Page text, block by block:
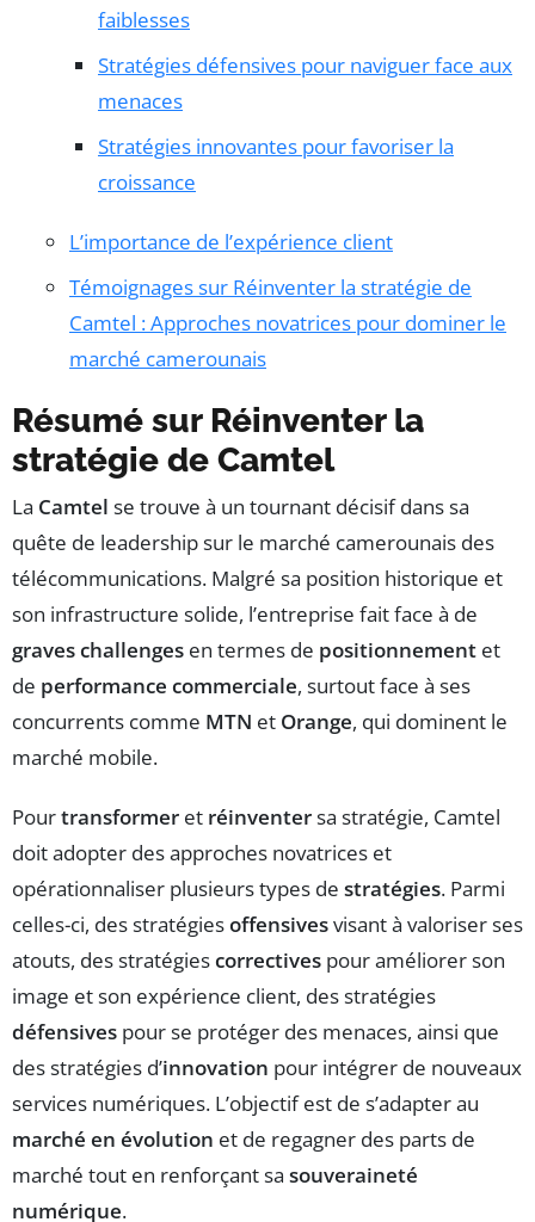
faiblesses
Stratégies défensives pour naviguer face aux
menaces
Stratégies innovantes pour favoriser la
croissance
L’importance de l’expérience client
Témoignages sur Réinventer la stratégie de
Camtel : Approches novatrices pour dominer le
marché camerounais
Résumé sur Réinventer la
stratégie de Camtel
La Camtel se trouve à un tournant décisif dans sa
quête de leadership sur le marché camerounais des
télécommunications. Malgré sa position historique et
son infrastructure solide, l’entreprise fait face à de
graves challenges en termes de positionnement et
de performance commerciale, surtout face à ses
concurrents comme MTN et Orange, qui dominent le
marché mobile.
Pourtransformer et réinventersa stratégie, Camtel
doit adopter des approches novatrices et
opérationnaliser plusieurs types de stratégies. Parmi
celles-ci, des stratégiesoffensivesvisant à valoriser ses
atouts, des stratégiescorrectives pour améliorer son
image et son expérience client, des stratégies
défensives pour se protéger des menaces, ainsi que
des stratégies d’innovation pour intégrer de nouveaux
services numériques. L’objectif est de s’adapter au
marché en évolution et de regagner des parts de
marché tout en renforçant sa souveraineté
numérique.